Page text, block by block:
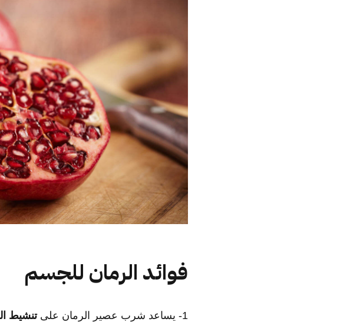
فوائد الرمان للجسم
1- يساعد شرب عصير الرمان على تنشيط